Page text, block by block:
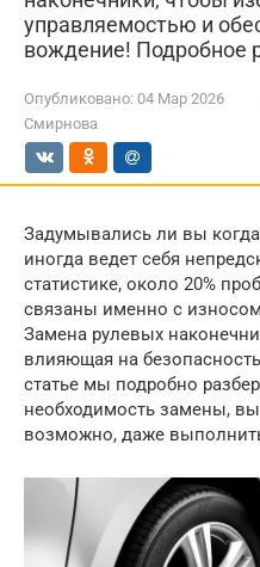
управляемостью и
вождение! Подробное
Опубликовано: 04 Мар 2026
Смирнова
Задумывались ли вы
иногда ведет себя
статистике, около 20%
связаны именно с
Замена рулевых
влияющая на
статье мы подробно
необходимость замены,
возможно, даже